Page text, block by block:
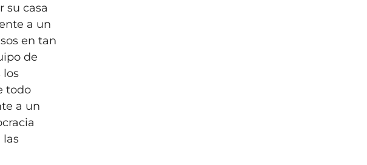
su casa
a un
en tan
de
los
todo
a un
las